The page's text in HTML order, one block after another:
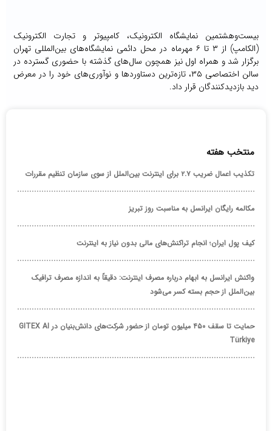
بیست‌وهشتمین نمایشگاه الکترونیک، کامپیوتر و تجارت الکترونیک
(الکامپ) از ۳ تا ۶ مهرماه در محل دائمی نمایشگاه‌های بین‌المللی تهران
برگزار شد و همراه اول نیز همچون سال‌های گذشته با حضوری گسترده در
سالن اختصاصی ۳۵، تازه‌ترین دستاوردها و نوآوری‌های خود را در معرض
دید بازدیدکنندگان قرار داد.
منتخب هفته
تکذیب اعمال ضریب ۲.۷ برای اینترنت بین‌الملل از سوی سازمان تنظیم مقررات
مکالمه رایگان ایرانسل به مناسبت روز تبریز
کیف پول ایران؛ انجام تراکنش‌های مالی بدون نیاز به اینترنت
واکنش ایرانسل به ابهام درباره مصرف اینترنت: دقیقاً به اندازه مصرف ترافیک
بین‌الملل از حجم بسته کسر می‌شود
حمایت تا سقف ۴۵۰ میلیون تومان از حضور شرکت‌های دانش‌بنیان در GITEX AI
Türkiye